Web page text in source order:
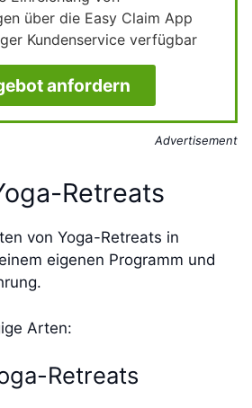
über die Easy Claim App
Kundenservice verfügbar
anfordern
Advertisement
Retreats
von Yoga-Retreats in
eigenen Programm und
Arten:
Retreats